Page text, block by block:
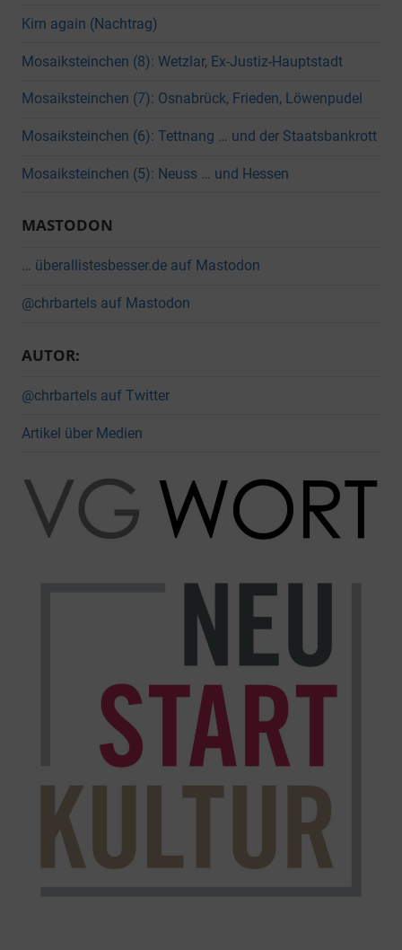
Kirn again (Nachtrag)
Mosaiksteinchen (8): Wetzlar, Ex-Justiz-Hauptstadt
Mosaiksteinchen (7): Osnabrück, Frieden, Löwenpudel
Mosaiksteinchen (6): Tettnang … und der Staatsbankrott
Mosaiksteinchen (5): Neuss … und Hessen
MASTODON
… überallistesbesser.de auf Mastodon
@chrbartels auf Mastodon
AUTOR:
@chrbartels auf Twitter
Artikel über Medien